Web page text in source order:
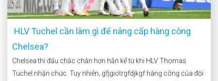
HLV Tuchel cần làm gì để nâng cấp hàng công
Chelsea?
Chelsea thi đấu chắc chắn hơn hẳn kể từ khi HLV Thomas
Tuchel nhận chức. Tuy nhiên, gfjgiotrgfdjkgf hàng công của đội